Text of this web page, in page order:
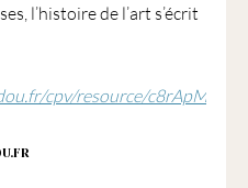
l’histoire de l’art s’écrit
cpv/resource/c8rApMx/